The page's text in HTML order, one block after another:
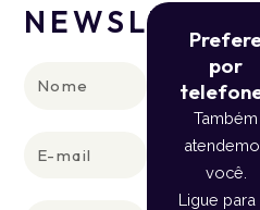
NEWSLETTER
por
Também
você.
Ligue para